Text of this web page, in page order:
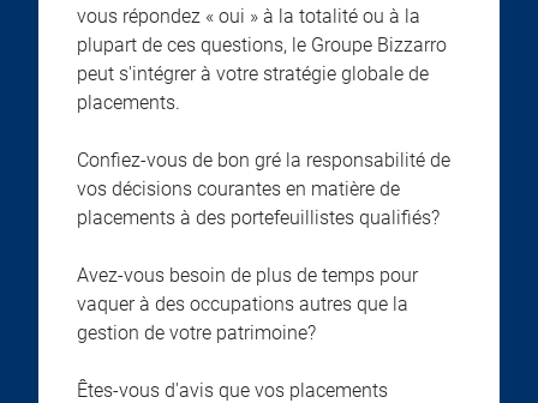
vous répondez « oui » à la totalité ou à la
plupart de ces questions, le Groupe Bizzarro
peut s'intégrer à votre stratégie globale de
placements.
Confiez-vous de bon gré la responsabilité de
vos décisions courantes en matière de
placements à des portefeuillistes qualifiés?
Avez-vous besoin de plus de temps pour
vaquer à des occupations autres que la
gestion de votre patrimoine?
Êtes-vous d'avis que vos placements